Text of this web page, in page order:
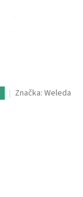
Značka: Weleda